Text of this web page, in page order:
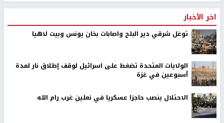
اخر الأخبار
توغل شرقي دير البلح واصابات بخان يونس وبيت لاهيا
الولايات المتحدة تضغط على اسرائيل لوقف إطلاق نار لمدة
أسبوعين في غزة
الاحتلال ينصب حاجزا عسكريا في نعلين غرب رام الله